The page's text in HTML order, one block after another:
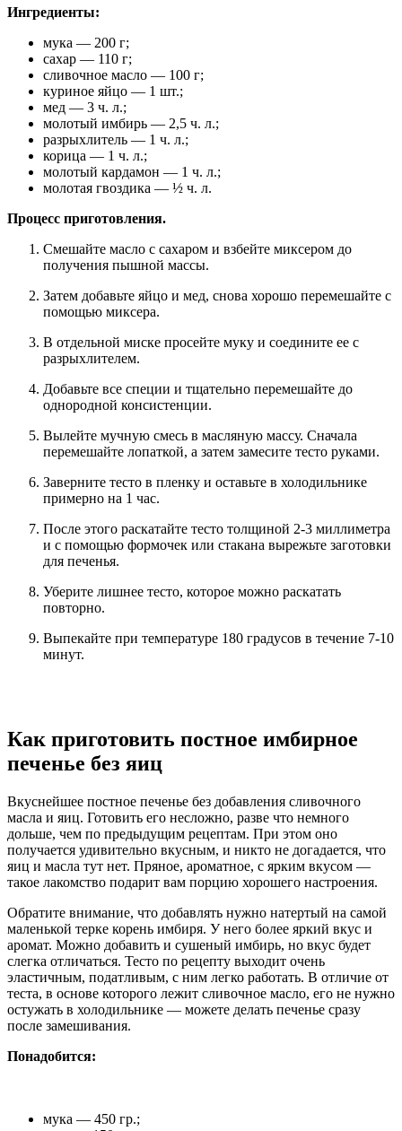
Ингредиенты:
мука — 200 г;
сахар — 110 г;
сливочное масло — 100 г;
куриное яйцо — 1 шт.;
мед — 3 ч. л.;
молотый имбирь — 2,5 ч. л.;
разрыхлитель — 1 ч. л.;
корица — 1 ч. л.;
молотый кардамон — 1 ч. л.;
молотая гвоздика — ½ ч. л.
Процесс приготовления.
Смешайте масло с сахаром и взбейте миксером до
получения пышной массы.
Затем добавьте яйцо и мед, снова хорошо перемешайте с
помощью миксера.
В отдельной миске просейте муку и соедините ее с
разрыхлителем.
Добавьте все специи и тщательно перемешайте до
однородной консистенции.
Вылейте мучную смесь в масляную массу. Сначала
перемешайте лопаткой, а затем замесите тесто руками.
Заверните тесто в пленку и оставьте в холодильнике
примерно на 1 час.
После этого раскатайте тесто толщиной 2-3 миллиметра
и с помощью формочек или стакана вырежьте заготовки
для печенья.
Уберите лишнее тесто, которое можно раскатать
повторно.
Выпекайте при температуре 180 градусов в течение 7-10
минут.
Как приготовить постное имбирное
печенье без яиц
Вкуснейшее постное печенье без добавления сливочного
масла и яиц. Готовить его несложно, разве что немного
дольше, чем по предыдущим рецептам. При этом оно
получается удивительно вкусным, и никто не догадается, что
яиц и масла тут нет. Пряное, ароматное, с ярким вкусом —
такое лакомство подарит вам порцию хорошего настроения.
Обратите внимание, что добавлять нужно натертый на самой
маленькой терке корень имбиря. У него более яркий вкус и
аромат. Можно добавить и сушеный имбирь, но вкус будет
слегка отличаться. Тесто по рецепту выходит очень
эластичным, податливым, с ним легко работать. В отличие от
теста, в основе которого лежит сливочное масло, его не нужно
остужать в холодильнике — можете делать печенье сразу
после замешивания.
Понадобится:
мука — 450 гр.;